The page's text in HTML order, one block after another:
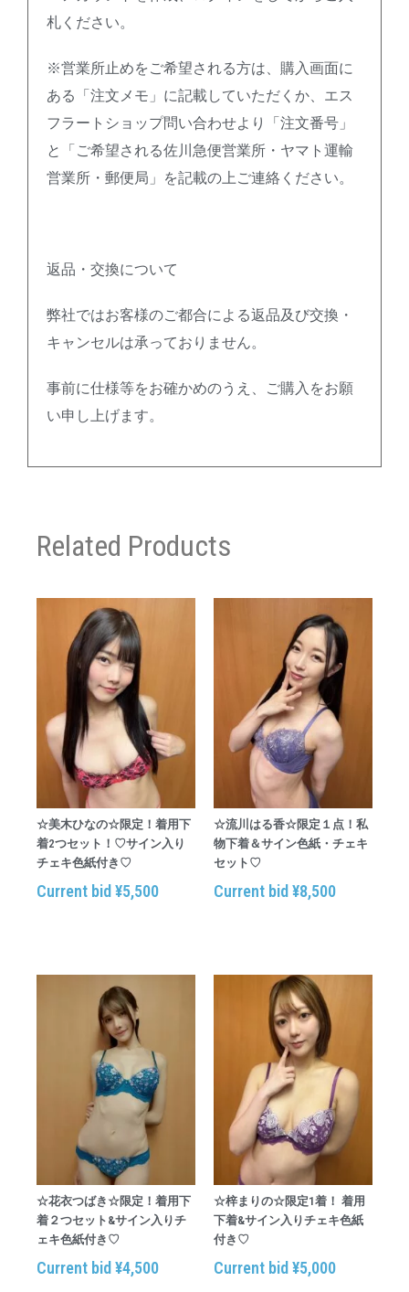
札ください。
※営業所止めをご希望される方は、購入画面に
ある「注文メモ」に記載していただくか、エス
フラートショップ問い合わせより「注文番号」
と「ご希望される佐川急便営業所・ヤマト運輸
営業所・郵便局」を記載の上ご連絡ください。
返品・交換について
弊社ではお客様のご都合による返品及び交換・
キャンセルは承っておりません。
事前に仕様等をお確かめのうえ、ご購入をお願
い申し上げます。
Related Products
☆美木ひなの☆限定！着用下
着2つセット！♡サイン入り
チェキ色紙付き♡
Current bid ¥5,500
☆流川はる香☆限定１点！私
物下着＆サイン色紙・チェキ
セット♡
Current bid ¥8,500
☆花衣つばき☆限定！着用下
着２つセット&サイン入りチ
ェキ色紙付き♡
Current bid ¥4,500
☆梓まりの☆限定1着！ 着用
下着&サイン入りチェキ色紙
付き♡
Current bid ¥5,000